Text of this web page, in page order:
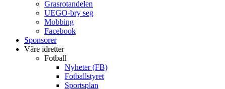
Grasrotandelen
UEGO-bry seg
Mobbing
Facebook
Sponsorer
Våre idretter
Fotball
Nyheter (FB)
Fotballstyret
Sportsplan